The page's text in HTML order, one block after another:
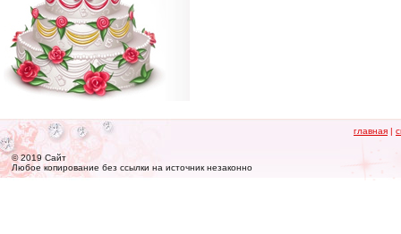
© 2019 Сайт
Любое копирование без ссылки на источник незаконно
главная |